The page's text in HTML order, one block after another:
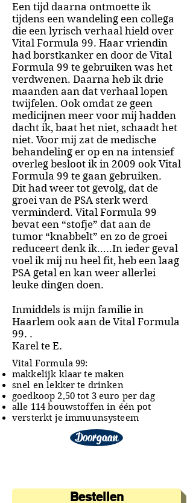
Een tijd daarna ontmoette ik
tijdens een wandeling een collega
die een lyrisch verhaal hield over
Vital Formula 99. Haar vriendin
had borstkanker en door de Vital
Formula 99 te gebruiken was het
verdwenen. Daarna heb ik drie
maanden aan dat verhaal lopen
twijfelen. Ook omdat ze geen
medicijnen meer voor mij hadden
dacht ik, baat het niet, schaadt het
niet. Voor mij zat de medische
behandeling er op en na intensief
overleg besloot ik in 2009 ook Vital
Formula 99 te gaan gebruiken.
Dit had weer tot gevolg, dat de
groei van de PSA sterk werd
verminderd. Vital Formula 99
bevat een “stofje” dat aan de
tumor “knabbelt” en zo de groei
reduceert denk ik…..In ieder geval
voel ik mij nu heel fit, heb een laag
PSA getal en kan weer allerlei
leuke dingen doen.
Inmiddels is mijn familie in
Haarlem ook aan de Vital Formula
99. .
Karel te E.
Vital Formula 99:
makkelijk klaar te maken
snel en lekker te drinken
goedkoop 2,50 tot 3 euro per dag
alle 114 bouwstoffen in één pot
versterkt je immuunsysteem
Doorgaan
Bestellen